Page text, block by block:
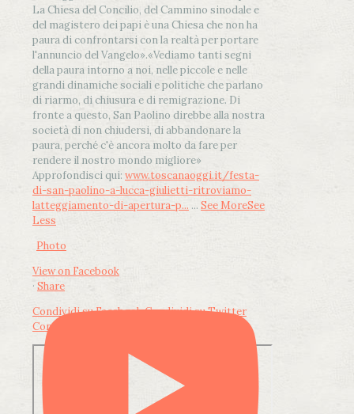
La Chiesa del Concilio, del Cammino sinodale e
del magistero dei papi è una Chiesa che non ha
paura di confrontarsi con la realtà per portare
l'annuncio del Vangelo».«Vediamo tanti segni
della paura intorno a noi, nelle piccole e nelle
grandi dinamiche sociali e politiche che parlano
di riarmo, di chiusura e di remigrazione. Di
fronte a questo, San Paolino direbbe alla nostra
società di non chiudersi, di abbandonare la
paura, perché c'è ancora molto da fare per
rendere il nostro mondo migliore»
Approfondisci qui: www.toscanaoggi.it/festa-
di-san-paolino-a-lucca-giulietti-ritroviamo-
latteggiamento-di-apertura-p... ... See MoreSee
Less
Photo
View on Facebook
· Share
Condividi su FacebookCondividi su Twitter
Condividi su LinkedIn